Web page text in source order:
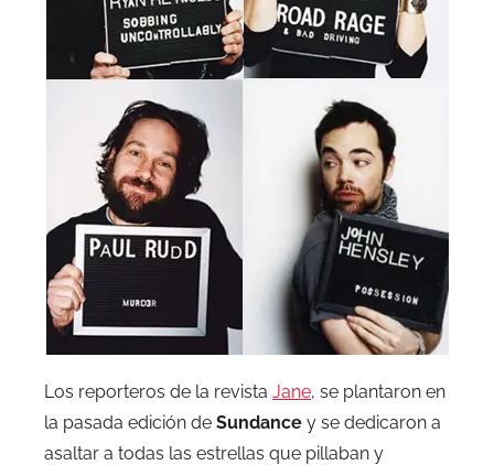
Los reporteros de la revista Jane, se plantaron en
la pasada edición de Sundance y se dedicaron a
asaltar a todas las estrellas que pillaban y